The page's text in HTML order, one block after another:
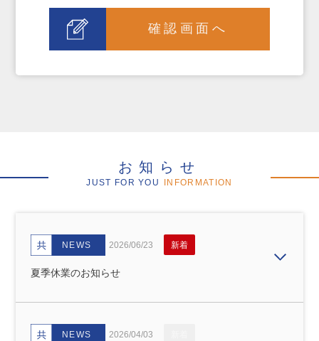
お知らせ
JUST FOR YOU INFORMATION
NEWS 2026/06/23
夏季休業のお知らせ
新着
NEWS 2026/04/03